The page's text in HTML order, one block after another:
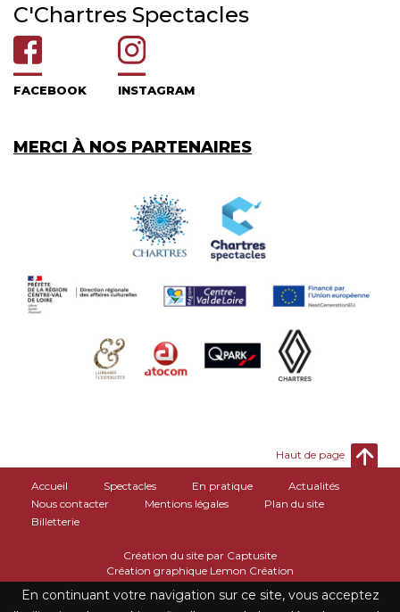
C'Chartres Spectacles
FACEBOOK INSTAGRAM
MERCI À NOS PARTENAIRES
Accueil Spectacles En pratique
Actualités
Nous contacter
Mentions légales
Plan du site
Billetterie
Haut de page
Création du site par Captusite
Création graphique Lemon Création
En continuant votre navigation sur ce site, vous acceptez